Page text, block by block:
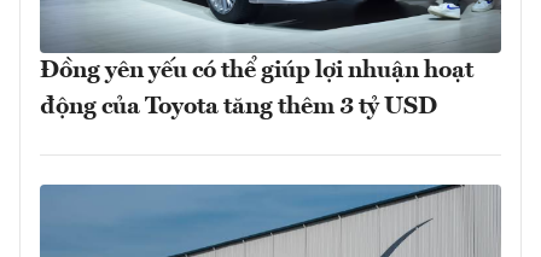
Đồng yên yếu có thể giúp lợi nhuận hoạt
động của Toyota tăng thêm 3 tỷ USD